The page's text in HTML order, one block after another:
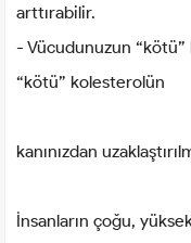
arttırabilir.
- Vücudunuzun
“kötü” kolesterolün
kanınızdan
İnsanların çoğu,